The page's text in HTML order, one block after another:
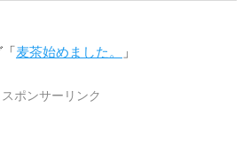
麦茶始めました。 」
スポンサーリンク